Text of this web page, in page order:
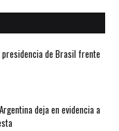
de Brasil frente
deja en evidencia a